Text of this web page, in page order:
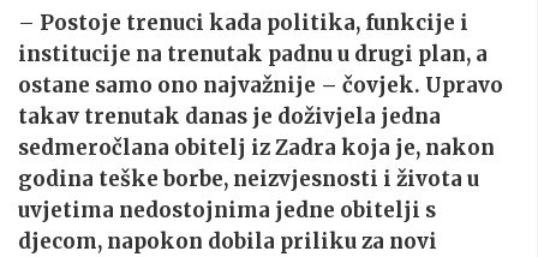
– Postoje trenuci kada politika, funkcije i
institucije na trenutak padnu u drugi plan, a
ostane samo ono najvažnije – čovjek. Upravo
takav trenutak danas je doživjela jedna
sedmeročlana obitelj iz Zadra koja je, nakon
godina teške borbe, neizvjesnosti i života u
uvjetima nedostojnima jedne obitelji s
djecom, napokon dobila priliku za novi